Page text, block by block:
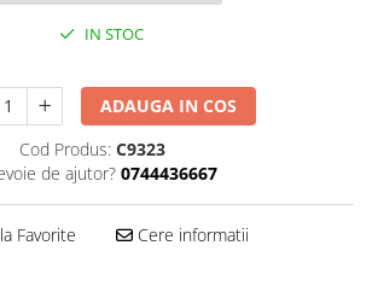
IN STOC
ADAUGA IN COS
Cod Produs: C9323
de ajutor? 0744436667
Favorite Cere informatii